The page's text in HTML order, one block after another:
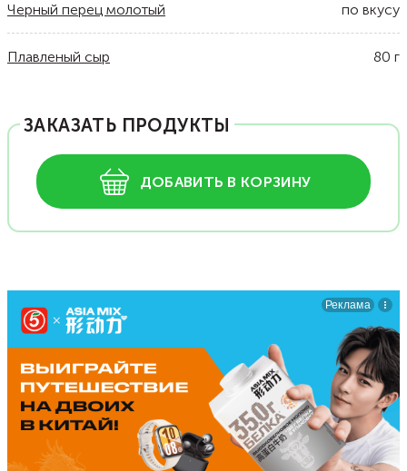
Черный перец молотый по вкусу
Плавленый сыр 80 г
ЗАКАЗАТЬ ПРОДУКТЫ
ДОБАВИТЬ В КОРЗИНУ